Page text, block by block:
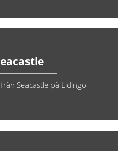
Seacastle på Lidingö